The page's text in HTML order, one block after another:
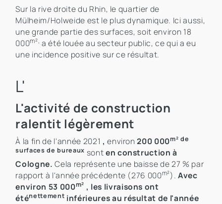
Sur la rive droite du Rhin, le quartier de
Mülheim/Holweide est le plus dynamique. Ici aussi,
une grande partie des surfaces, soit environ 18
000m², a été louée au secteur public, ce qui a eu
une incidence positive sur ce résultat.
L'
L'activité de construction
ralentit légèrement
À la fin de l'année 2021 , environ200 000m² de
surfaces de bureaux sonten construction à
Cologne. Cela représente une baisse de 27 % par
rapport à l'année précédente (276 000m²).Avec
environ 53 000m² , les livraisons ont
éténettement inférieures au résultat de l'année